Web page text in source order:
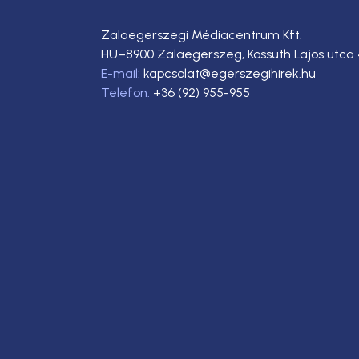
Zalaegerszegi Médiacentrum Kft.
HU–8900 Zalaegerszeg, Kossuth Lajos utca
E-mail: kapcsolat@egerszegihirek.hu
Telefon: +36 (92) 955-955